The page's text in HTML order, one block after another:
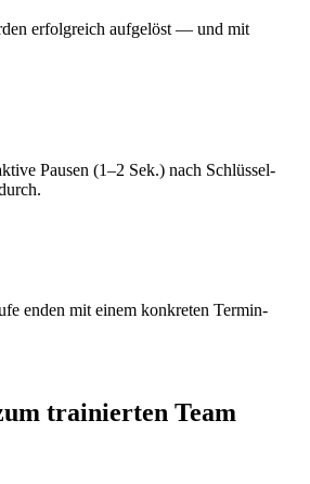
erfolgreich aufgelöst — und mit
Pausen (1–2 Sek.) nach Schlüssel-
enden mit einem konkreten Termin-
trainierten Team